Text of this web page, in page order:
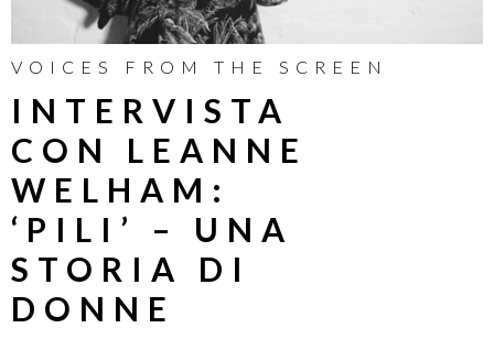
VOICES FROM THE SCREEN
INTERVISTA
CON LEANNE
WELHAM:
‘PILI’ – UNA
STORIA DI
DONNE